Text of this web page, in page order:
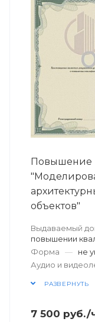
Повышение
объектов"
Выдаваемый
повышении
Форма
—
не
Аудио и
РАЗВЕРНУТЬ
7 500 руб./